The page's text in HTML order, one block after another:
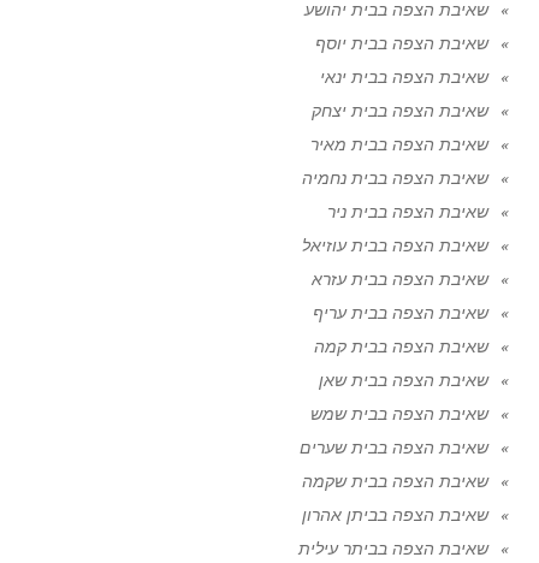
שאיבת הצפה בבית יהושע
שאיבת הצפה בבית יוסף
שאיבת הצפה בבית ינאי
שאיבת הצפה בבית יצחק
שאיבת הצפה בבית מאיר
שאיבת הצפה בבית נחמיה
שאיבת הצפה בבית ניר
שאיבת הצפה בבית עוזיאל
שאיבת הצפה בבית עזרא
שאיבת הצפה בבית עריף
שאיבת הצפה בבית קמה
שאיבת הצפה בבית שאן
שאיבת הצפה בבית שמש
שאיבת הצפה בבית שערים
שאיבת הצפה בבית שקמה
שאיבת הצפה בביתן אהרון
שאיבת הצפה בביתר עילית